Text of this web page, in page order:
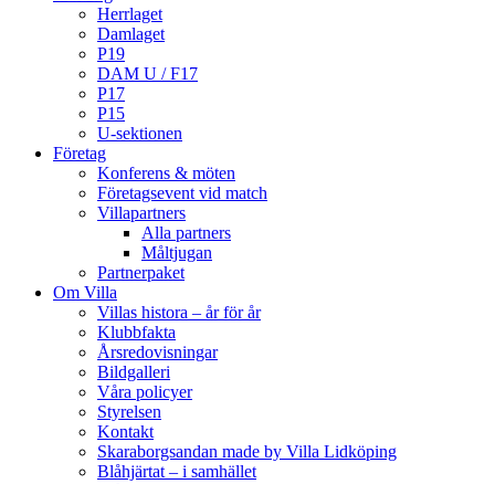
Herrlaget
Damlaget
P19
DAM U / F17
P17
P15
U-sektionen
Företag
Konferens & möten
Företagsevent vid match
Villapartners
Alla partners
Måltjugan
Partnerpaket
Om Villa
Villas histora – år för år
Klubbfakta
Årsredovisningar
Bildgalleri
Våra policyer
Styrelsen
Kontakt
Skaraborgsandan made by Villa Lidköping
Blåhjärtat – i samhället